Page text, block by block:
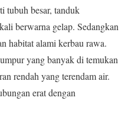
tubuh besar, tanduk
berwarna gelap. Sedangkan
habitat alami kerbau rawa.
yang banyak di temukan
rendah yang terendam air.
erat dengan